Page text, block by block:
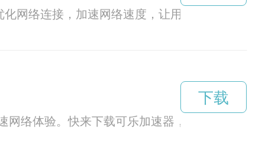
网络连接，加速网络速度，让用户畅享流畅
络体验。快来下载可乐加速器，体验无与伦比
下载